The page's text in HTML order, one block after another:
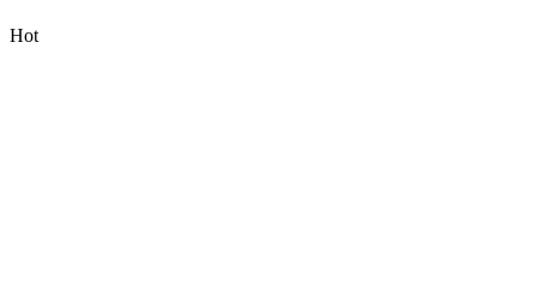
Hot